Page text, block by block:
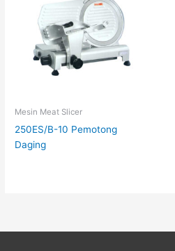
Mesin Meat Slicer
250ES/B-10 Pemotong
Daging